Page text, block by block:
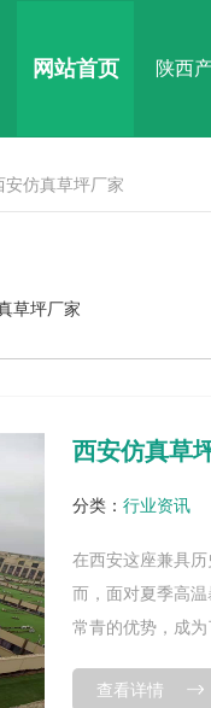
网站首页 陕西
仿真草坪厂家
草坪厂家
西安仿真草
分类：行业资讯
在西安这座兼具
而，面对夏季高
常青的优势，成
查看详情